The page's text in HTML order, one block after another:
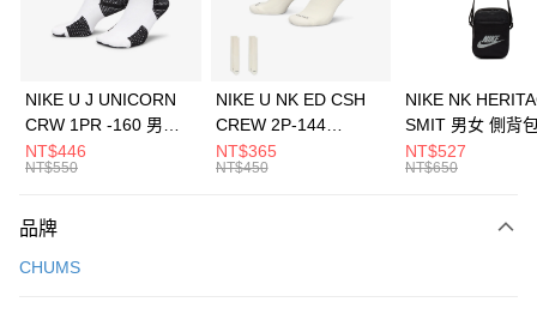
華南商業銀行
彰化商業銀行
上海商業儲蓄銀行
元大商業銀行
台灣樂天信用卡公司
Apple Pay
全盈+PAY
AFTEE先享後付
【關於「AFTEE先享後付」】
便利好安心！
運送方式
NIKE U J UNICORN
CRW 1PR -160 男女
中統襪 FZ3393100
NT$446
NT$550
NIKE U NK ED CSH
CREW 2P-144
EMBRDY 男女 短統襪
FZ3073133
NT$365
NT$450
NIKE NK
SMIT 男女 側背
BA5871010
NT$527
NT$650
品牌
CHUMS